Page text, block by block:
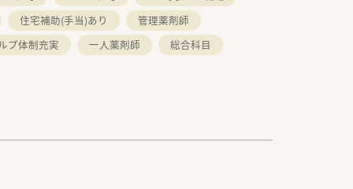
住宅補助(手当)あり
管理薬剤師
プ体制充実 一人薬剤師
総合科目